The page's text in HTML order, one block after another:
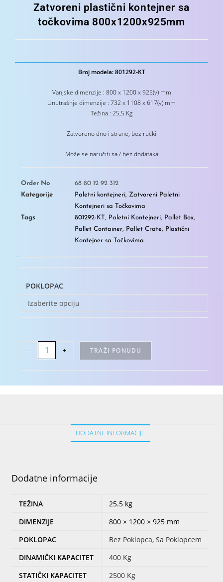
Zatvoreni plastični kontejner sa
točkovima 800x1200x925mm
Broj modela: 801292-KT
Vanjske dimenzije : 800 x 1200 x 925(v) mm
Unutrašnje dimenzije : 732 x 1108 x 617(v) mm
Težina : 25,5 Kg
Zatvoreno dno i strane, bez ručki
Može se naručiti sa / bez dodataka
Order No
68 80 12 92 312
Kategorije
Paletni kontejneri, Zatvoreni Paletni
Kontejneri sa Točkovima
Tags
801292-KT, Paletni Kontejneri, Pallet Box,
Pallet Container, Pallet Crate, Plastični
Kontejner sa Točkovima
POKLOPAC
Izaberite opciju
- + TRAŽI PONUDU
DODATNE INFORMACIJE
Dodatne informacije
TEŽINA
25.5 kg
DIMENZIJE
800 × 1200 × 925 mm
POKLOPAC
Bez Poklopca, Sa Poklopcem
DINAMIČKI KAPACITET
400 Kg
STATIČKI KAPACITET
2500 Kg